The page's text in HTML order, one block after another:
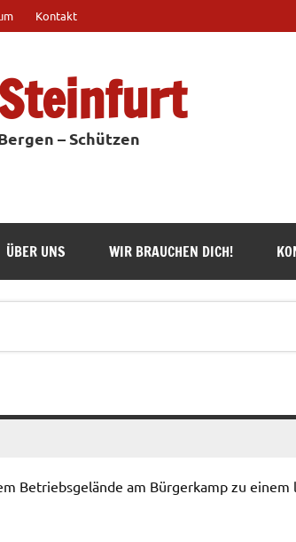
Kontakt
– Schützen
ÜBER UNS WIR BRAUCHEN DICH!
Betriebsgelände am Bürgerkamp zu